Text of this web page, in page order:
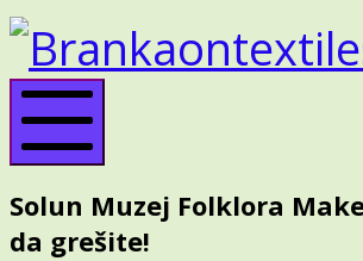
ON
TEXTILES
Mobile
Solun Muzej Folklora
da grešite!